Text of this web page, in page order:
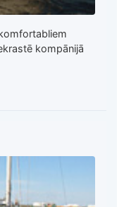
kompānijā